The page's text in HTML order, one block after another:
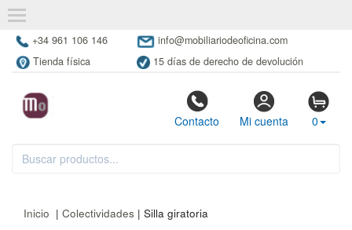
+34 961 106 146
info@mobiliariodeoficina.com
Tienda física
15 días de derecho de devolución
Contacto Mi cuenta 0
Inicio | Colectividades | Silla giratoria